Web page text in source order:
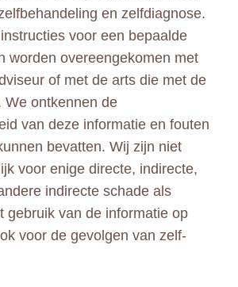
en zelfdiagnose.
voor een bepaalde
worden overeengekomen met
of met de arts die met de
We ontkennen de
van deze informatie en fouten
bevatten. Wij zijn niet
voor enige directe, indirecte,
indirecte schade als
gebruik van de informatie op
voor de gevolgen van zelf-